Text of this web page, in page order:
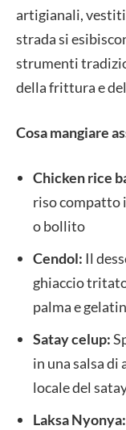
artigianali,
strada si
strumenti
della frittura e
Cosa mangiare
Chicken rice
riso compatto
o bollito
Cendol: Il
ghiaccio
palma e
Satay celup:
in una salsa
locale del
Laksa Nyonya: